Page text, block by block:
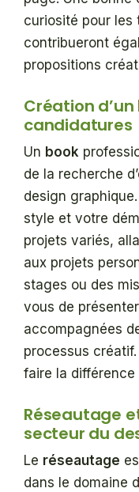
curiosité pour les
contribueront
propositions
Création
candidatures
Un book
de la recherche
design
style et votre
projets variés,
aux projets
stages ou des
vous de
accompagnées
processus
faire la
Réseautage
secteur du
Le réseautage
dans le domaine